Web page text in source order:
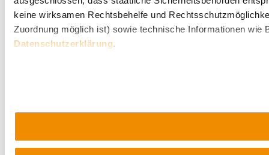
keine wirksamen Rechtsbehelfe und
Zuordnung möglich ist) sowie technische Informationen
Datenschutzerklärung.